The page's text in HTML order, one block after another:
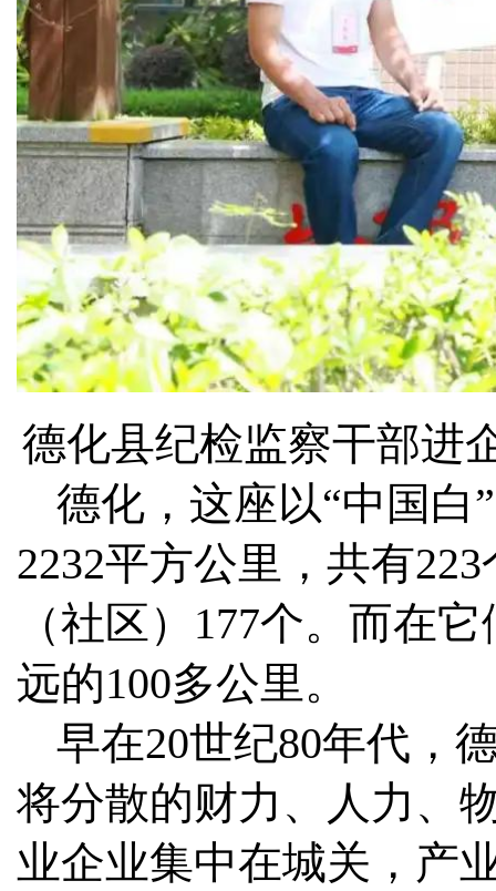
德化县纪检监察干部进
德化，这座以“中国白
2232平方公里，共有
（社区）177个。而在
远的100多公里。
早在20世纪80年代，
将分散的财力、人力、
业企业集中在城关，产